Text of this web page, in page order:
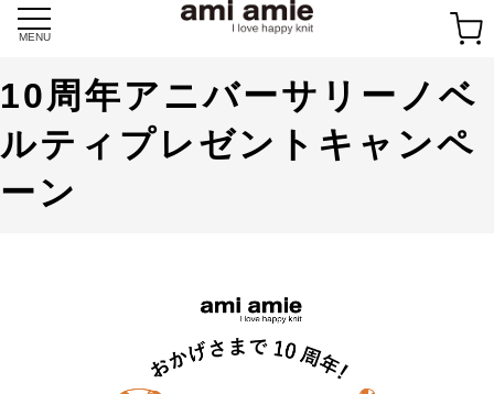
Skip
MENU
10周年アニバーサリーノベ
ルティプレゼントキャンペ
ーン